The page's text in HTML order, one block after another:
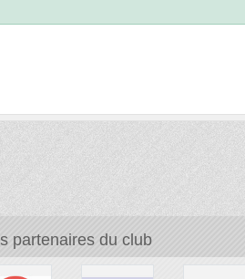
partenaires du club